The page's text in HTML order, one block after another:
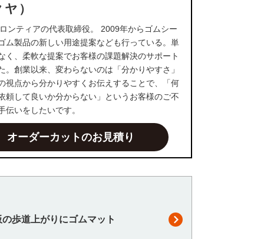
）
ンティアの代表取締役。 2009年からゴムシー
ム製品の新しい用途提案なども行っている。単
、柔軟な提案でお客様の課題解決のサポート
創業以来、変わらないのは「分かりやすさ」
視点から分かりやすくお伝えすることで、「何
頼して良いか分からない」というお客様のご不
いをしたいです。
オーダーカットのお見積り
歩道上がりにゴムマット